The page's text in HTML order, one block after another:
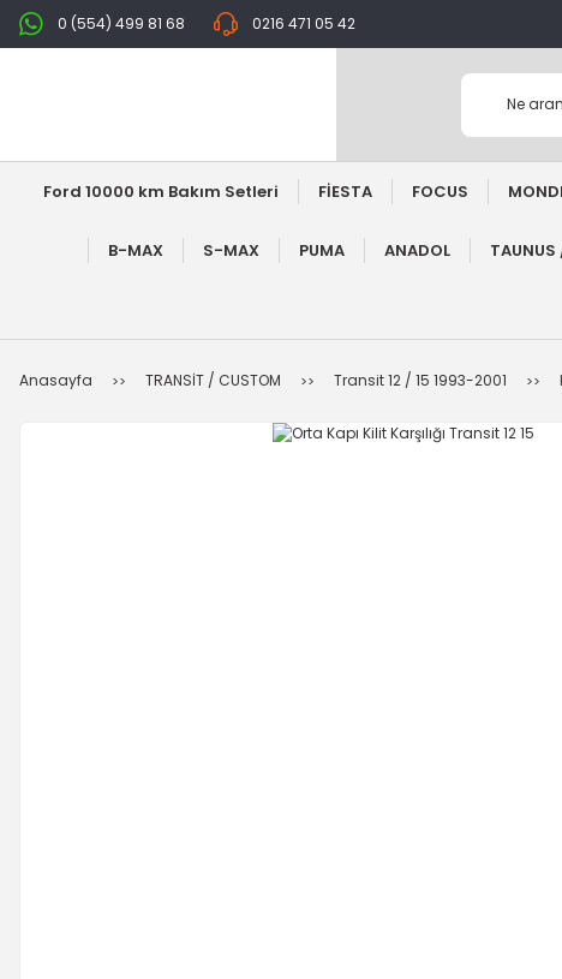
0 (554) 499 81 68 0216 471 05 42
Ford 10000 km Bakım Setleri FİESTA FOCUS
B-MAX S-MAX PUMA ANADOL TAUNUS
Anasayfa TRANSİT / CUSTOM Transit 12 / 15 1993-2001